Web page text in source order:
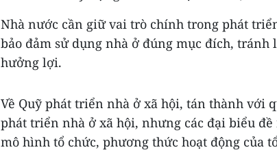
Nhà nước cần giữ vai trò chính trong phát
bảo đảm sử dụng nhà ở đúng mục đích, tránh
hưởng lợi.
Về Quỹ phát triển nhà ở xã hội, tán thành với
phát triển nhà ở xã hội, nhưng các đại biểu
mô hình tổ chức, phương thức hoạt động của